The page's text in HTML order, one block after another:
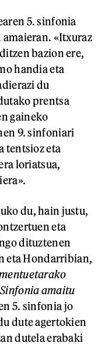
5. sinfonia
«Itxuraz
bazion ere,
handia eta
du
prentsa
gaineko
9. sinfoniari
tentsioz eta
loriatsua,
du, hain justu,
eta
dituztenen
eta Hondarribian,
Sinfonia amaitu
5. sinfonia jo
dute agertokien
dutela erabaki